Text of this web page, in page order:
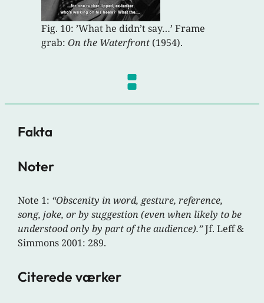
Fig. 10: ’What he didn’t say…’ Frame
grab:On the Waterfront (1954).
Fakta
Noter
Note 1: “Obscenity in word, gesture, reference,
song, joke, or by suggestion (even when likely to be
understood only by part of the audience).”Jf. Leff &
Simmons 2001: 289.
Citerede værker